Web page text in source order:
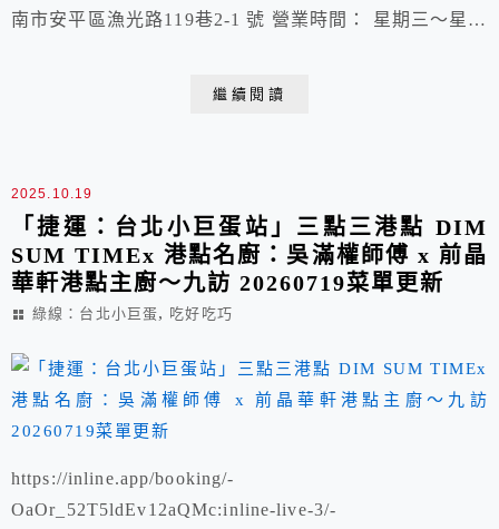
南市安平區漁光路119巷2-1 號 營業時間： 星期三～星期
繼續閱讀
2025.10.19
「捷運：台北小巨蛋站」三點三港點 DIM
SUM TIMEx 港點名廚：吳滿權師傅 x 前晶
華軒港點主廚～九訪 20260719菜單更新
綠線：台北小巨蛋, 吃好吃巧
https://inline.app/booking/-
OaOr_52T5ldEv12aQMc:inline-live-3/-